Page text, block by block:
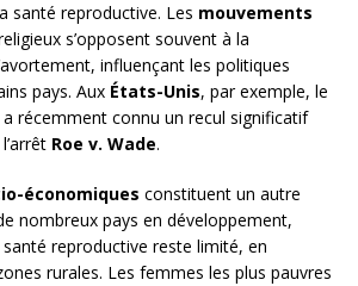
santé reproductive. Les mouvements
s’opposent souvent à la
influençant les politiques
pays. Aux États-Unis, par exemple, le
récemment connu un recul significatif
Roe v. Wade.
économiques constituent un autre
nombreux pays en développement,
santé reproductive reste limité, en
rurales. Les femmes les plus pauvres